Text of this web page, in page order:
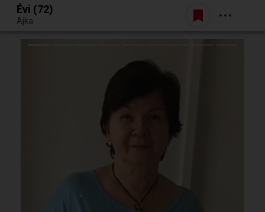
Egy jó randiból bármi lehet.
Belépés
Évi (72)
Ajka